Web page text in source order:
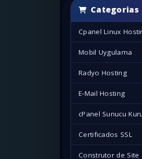
Categorias
Cpanel Linux
Mobil Uygulama
Radyo Hosting
E-Mail Hosting
cPanel Sunucu
Certificados SSL
Construtor de Site